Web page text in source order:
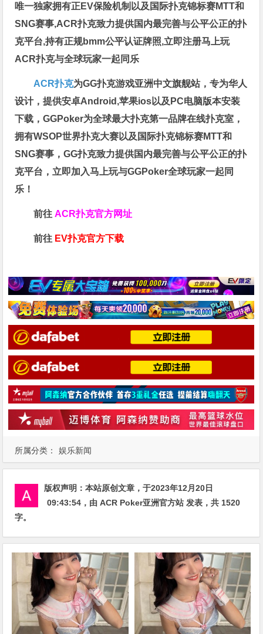
所属分类： 娱乐新闻
唯一独家拥有正EV保险机制以及国际扑克锦标赛MTT和
SNG赛事,ACR扑克致力提供国内最完善与公平公正的扑
克平台,持有正规bmm公平认证牌照,立即注册马上玩
ACR扑克与全球玩家一起同乐
ACR扑克为GG扑克游戏亚洲中文旗舰站，专为华人
设计，提供安卓Android,苹果ios以及PC电脑版本安装
下载，GGPoker为全球最大扑克第一品牌在线扑克室，
拥有WSOP世界扑克大赛以及国际扑克锦标赛MTT和
SNG赛事，GG扑克致力提供国内最完善与公平公正的扑
克平台，立即加入马上玩与GGPoker全球玩家一起同
乐！
前往ACR扑克官方网址
前往 EV扑克官方下载
版权声明：本站原创文章，于2023年12月20日
09:43:54 ，由ACR Poker亚洲官方站 发表，共 1520
字。